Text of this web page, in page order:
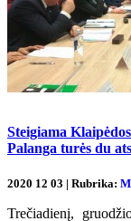
Steigiama
Palanga turės du
2020 12 03 | Rubrika:
Trečiadienį,